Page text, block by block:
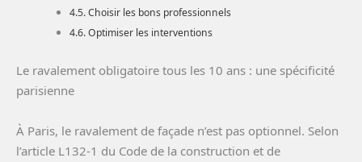
Choisir les bons professionnels
Optimiser les interventions
Le ravalement obligatoire tous les 10 ans : une spécificité
parisienne
À Paris, le ravalement de façade n’est pas optionnel. Selon
l’article L132-1 du Code de la construction et de